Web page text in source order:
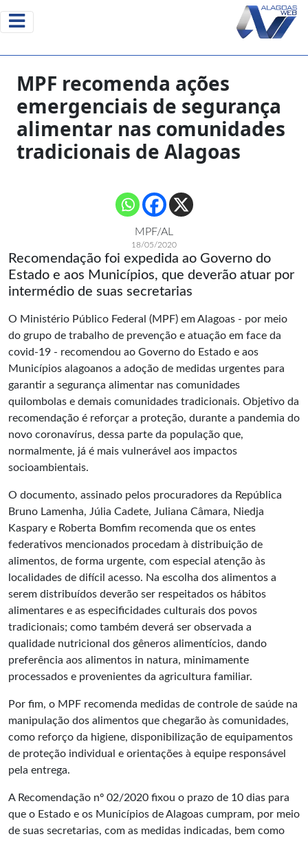
MPF recomenda ações
emergenciais de segurança
alimentar nas comunidades
tradicionais de Alagoas
MPF/AL
18/05/2020
Recomendação foi expedida ao Governo do
Estado e aos Municípios, que deverão atuar por
intermédio de suas secretarias
O Ministério Público Federal (MPF) em Alagoas - por meio
do grupo de trabalho de prevenção e atuação em face da
covid-19 - recomendou ao Governo do Estado e aos
Municípios alagoanos a adoção de medidas urgentes para
garantir a segurança alimentar nas comunidades
quilombolas e demais comunidades tradicionais. Objetivo da
recomendação é reforçar a proteção, durante a pandemia do
novo coronavírus, dessa parte da população que,
normalmente, já é mais vulnerável aos impactos
socioambientais.
O documento, assinado pelos procuradores da República
Bruno Lamenha, Júlia Cadete, Juliana Câmara, Niedja
Kaspary e Roberta Bomfim recomenda que os entes
federativos mencionados procedam à distribuição de
alimentos, de forma urgente, com especial atenção às
localidades de difícil acesso. Na escolha dos alimentos a
serem distribuídos deverão ser respeitados os hábitos
alimentares e as especificidades culturais dos povos
tradicionais; como também deverá ser observada a
qualidade nutricional dos gêneros alimentícios, dando
preferência aos alimentos in natura, minimamente
processados e provenientes da agricultura familiar.
Por fim, o MPF recomenda medidas de controle de saúde na
manipulação dos alimentos que chegarão às comunidades,
como reforço da higiene, disponibilização de equipamentos
de proteção individual e orientações à equipe responsável
pela entrega.
A Recomendação nº 02/2020 fixou o prazo de 10 dias para
que o Estado e os Municípios de Alagoas cumpram, por meio
de suas secretarias, com as medidas indicadas, bem como